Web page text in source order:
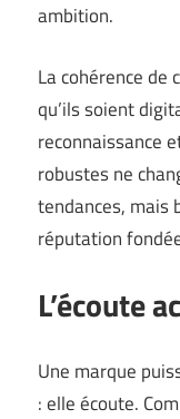
ambition.
La cohérence
qu’ils soient
reconnaissance
robustes ne
tendances, mais
réputation
L’écoute
Une marque
: elle écoute.